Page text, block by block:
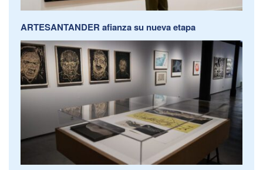
ARTESANTANDER afianza su nueva etapa